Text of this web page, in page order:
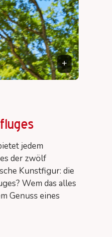
jedem
der zwölf
Kunstfigur: die
Wem das alles
Genuss eines